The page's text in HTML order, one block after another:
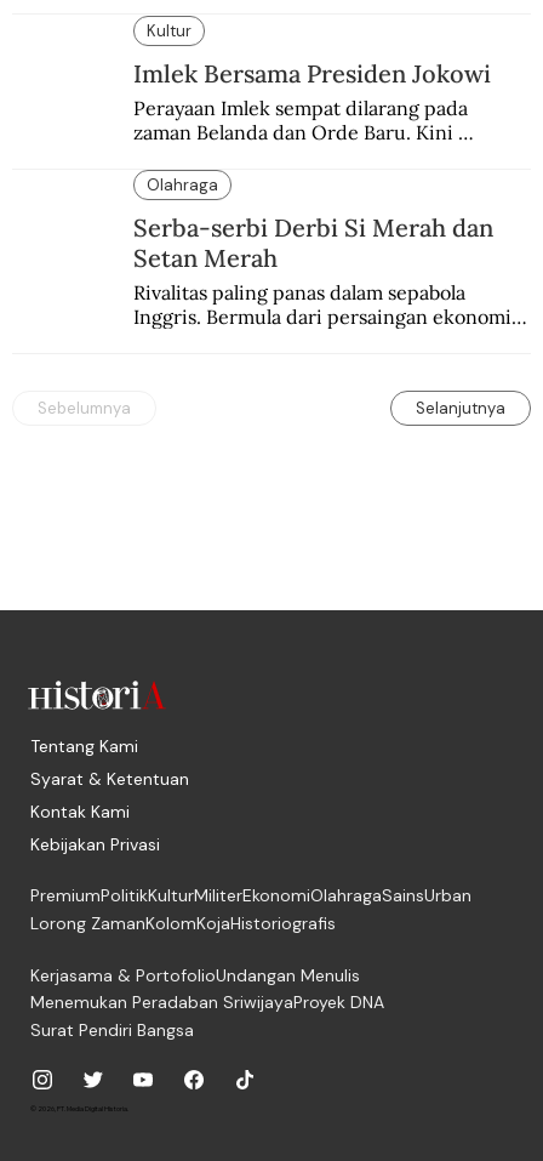
Kultur
Imlek Bersama Presiden Jokowi
Perayaan Imlek sempat dilarang pada
zaman Belanda dan Orde Baru. Kini
Olahraga
Serba-serbi Derbi Si Merah dan
Setan Merah
Rivalitas paling panas dalam sepabola
Inggris. Bermula dari persaingan ekonomi
Sebelumnya Selanjutnya
Tentang Kami
Syarat & Ketentuan
Kontak Kami
Kebijakan Privasi
PremiumPolitikKulturMiliterEkonomiOlahragaSainsUrban
Lorong ZamanKolomKojaHistoriografis
Kerjasama & PortofolioUndangan Menulis
Menemukan Peradaban SriwijayaProyek DNA
Surat Pendiri Bangsa
© 2026, PT. Media Digital Historia.